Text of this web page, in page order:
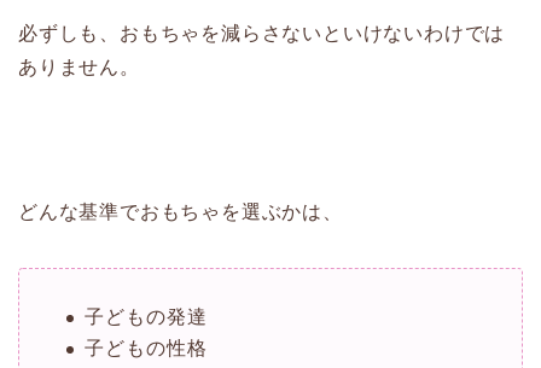
必ずしも、おもちゃを減らさないといけないわけでは
ありません。
どんな基準でおもちゃを選ぶかは、
子どもの発達
子どもの性格